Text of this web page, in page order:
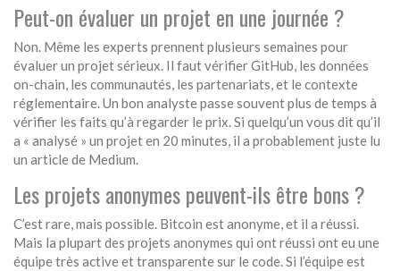
Peut-on évaluer un projet en une journée ?
Non. Même les experts prennent plusieurs semaines pour
évaluer un projet sérieux. Il faut vérifier GitHub, les données
on-chain, les communautés, les partenariats, et le contexte
réglementaire. Un bon analyste passe souvent plus de temps à
vérifier les faits qu’à regarder le prix. Si quelqu’un vous dit qu’il
a « analysé » un projet en 20 minutes, il a probablement juste lu
un article de Medium.
Les projets anonymes peuvent-ils être bons ?
C’est rare, mais possible. Bitcoin est anonyme, et il a réussi.
Mais la plupart des projets anonymes qui ont réussi ont eu une
équipe très active et transparente sur le code. Si l’équipe est